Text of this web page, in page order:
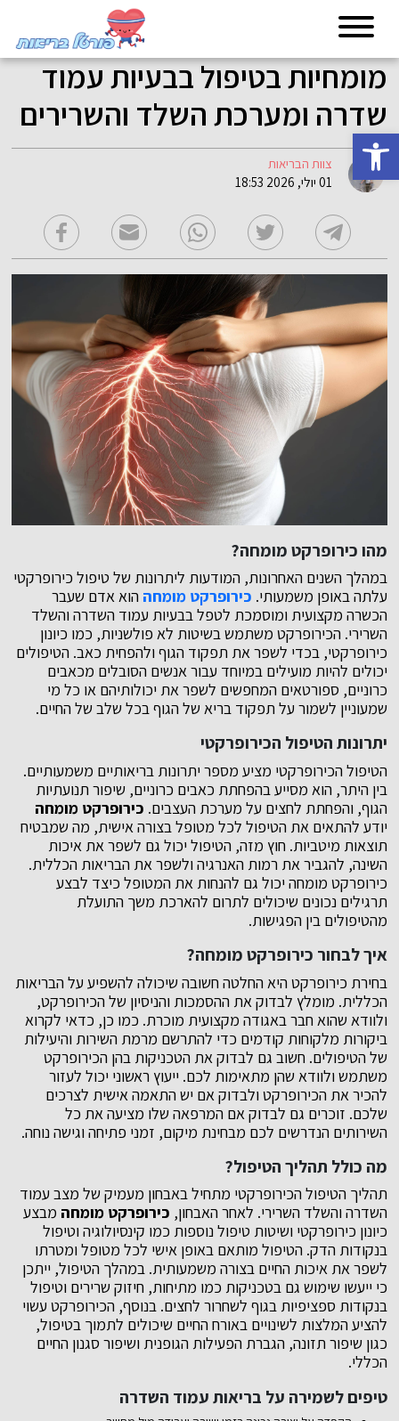
פתח סרגל נגישות
מומחיות בטיפול בבעיות עמוד
שדרה ומערכת השלד והשרירים
צוות הבריאות
01 יולי, 2026 18:53
מהו כירופרקט מומחה?
במהלך השנים האחרונות, המודעות ליתרונות של טיפול כירופרקטי
עלתה באופן משמעותי. כירופרקט מומחה הוא אדם שעבר
הכשרה מקצועית ומוסמכת לטפל בבעיות עמוד השדרה והשלד
השרירי. הכירופרקט משתמש בשיטות לא פולשניות, כמו כיונון
כירופרקטי, בכדי לשפר את תפקוד הגוף ולהפחית כאב. הטיפולים
יכולים להיות מועילים במיוחד עבור אנשים הסובלים מכאבים
כרוניים, ספורטאים המחפשים לשפר את יכולותיהם או כל מי
שמעוניין לשמור על תפקוד בריא של הגוף בכל שלב של החיים.
יתרונות הטיפול הכירופרקטי
הטיפול הכירופרקטי מציע מספר יתרונות בריאותיים משמעותיים.
בין היתר, הוא מסייע בהפחתת כאבים כרוניים, שיפור תנועתיות
הגוף, והפחתת לחצים על מערכת העצבים. כירופרקט מומחה
יודע להתאים את הטיפול לכל מטופל בצורה אישית, מה שמבטיח
תוצאות מיטביות. חוץ מזה, הטיפול יכול גם לשפר את איכות
השינה, להגביר את רמות האנרגיה ולשפר את הבריאות הכללית.
כירופרקט מומחה יכול גם להנחות את המטופל כיצד לבצע
תרגילים נכונים שיכולים לתרום להארכת משך התועלת
מהטיפולים בין הפגישות.
איך לבחור כירופרקט מומחה?
בחירת כירופרקט היא החלטה חשובה שיכולה להשפיע על הבריאות
הכללית. מומלץ לבדוק את ההסמכות והניסיון של הכירופרקט,
ולוודא שהוא חבר באגודה מקצועית מוכרת. כמו כן, כדאי לקרוא
ביקורות מלקוחות קודמים כדי להתרשם מרמת השירות והיעילות
של הטיפולים. חשוב גם לבדוק את הטכניקות בהן הכירופרקט
משתמש ולוודא שהן מתאימות לכם. ייעוץ ראשוני יכול לעזור
להכיר את הכירופרקט ולבדוק אם יש התאמה אישית לצרכים
שלכם. זוכרים גם לבדוק אם המרפאה שלו מציעה את כל
השירותים הנדרשים לכם מבחינת מיקום, זמני פתיחה וגישה נוחה.
מה כולל תהליך הטיפול?
תהליך הטיפול הכירופרקטי מתחיל באבחון מעמיק של מצב עמוד
השדרה והשלד השרירי. לאחר האבחון, כירופרקט מומחה מבצע
כיונון כירופרקטי ושיטות טיפול נוספות כמו קינסיולוגיה וטיפול
בנקודות הדק. הטיפול מותאם באופן אישי לכל מטופל ומטרתו
לשפר את איכות החיים בצורה משמעותית. במהלך הטיפול, ייתכן
כי ייעשו שימוש גם בטכניקות כמו מתיחות, חיזוק שרירים וטיפול
בנקודות ספציפיות בגוף לשחרור לחצים. בנוסף, הכירופרקט עשוי
להציע המלצות לשינויים באורח החיים שיכולים לתמוך בטיפול,
כגון שיפור תזונה, הגברת הפעילות הגופנית ושיפור סגנון החיים
הכללי.
טיפים לשמירה על בריאות עמוד השדרה